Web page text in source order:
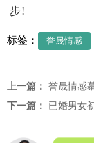
步!
标签： 誉晟情感
上一篇： 誉晟情感
下一篇：
已婚男女